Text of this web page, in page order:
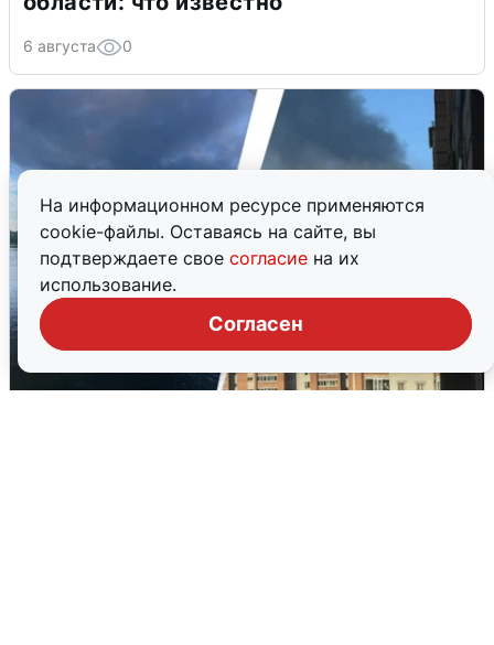
На информационном ресурсе применяются
cookie-файлы. Оставаясь на сайте, вы
подтверждаете свое согласие на их
использование.
Согласен
6 августа 0